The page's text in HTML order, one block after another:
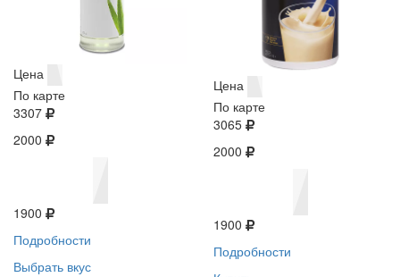
Цена
По карте
3307
2000
1900
Подробности
Выбрать вкус
Цена
По карте
3065
2000
1900
Подробности